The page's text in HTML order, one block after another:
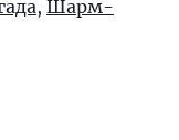
, Шарм-